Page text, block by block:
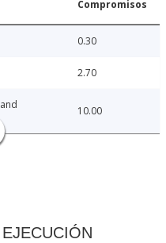
Compromisos
0.30
2.70
10.00